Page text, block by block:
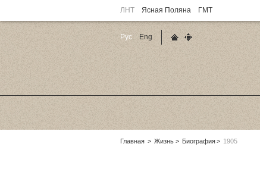
ЛНТ Ясная Поляна ГМТ
Родительские
Главная Жизнь Биография 1905
Рус
Eng